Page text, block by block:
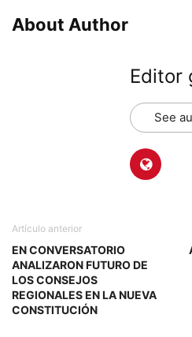
About Author
Editor
See
Artículo anterior
EN CONVERSATORIO
ANALIZARON FUTURO DE
LOS CONSEJOS
REGIONALES EN LA NUEVA
CONSTITUCIÓN